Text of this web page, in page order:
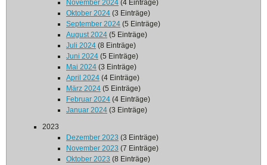
November 2024 (4 Einträge)
Oktober 2024 (3 Einträge)
September 2024 (5 Einträge)
August 2024 (5 Einträge)
Juli 2024 (8 Einträge)
Juni 2024 (5 Einträge)
Mai 2024 (3 Einträge)
April 2024 (4 Einträge)
März 2024 (5 Einträge)
Februar 2024 (4 Einträge)
Januar 2024 (3 Einträge)
2023
Dezember 2023 (3 Einträge)
November 2023 (7 Einträge)
Oktober 2023 (8 Einträge)